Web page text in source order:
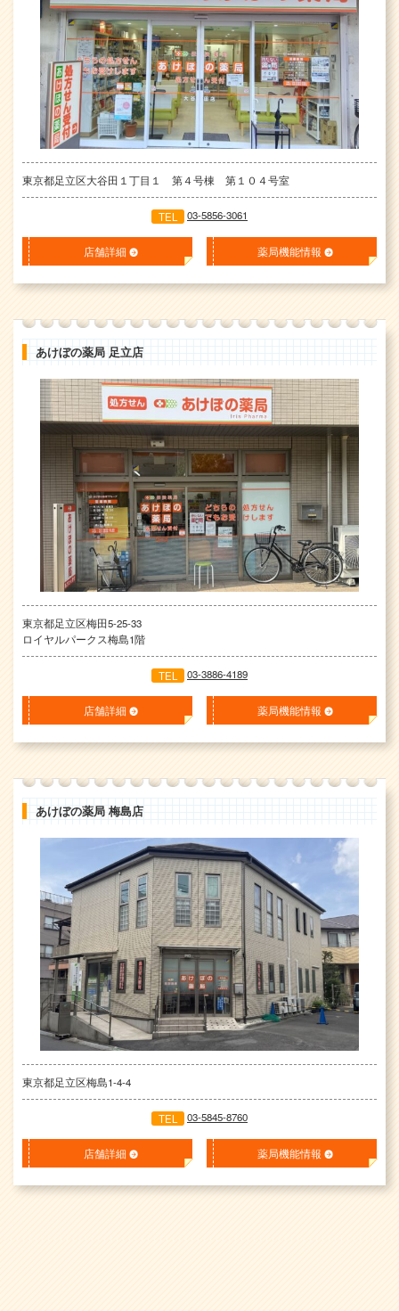
東京都足立区大谷田１丁目１ 第４号棟 第１０４号室
TEL 03-5856-3061
店舗詳細 薬局機能情報
あけぼの薬局 足立店
東京都足立区梅田5-25-33
ロイヤルパークス梅島1階
TEL 03-3886-4189
店舗詳細 薬局機能情報
あけぼの薬局 梅島店
東京都足立区梅島1-4-4
TEL 03-5845-8760
店舗詳細 薬局機能情報